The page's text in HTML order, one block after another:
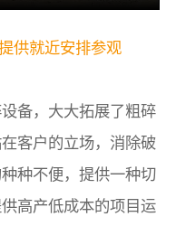
供就近安排参观
备，大大拓展了粗碎
客户的立场，消除破
种不便，提供一种切
高产低成本的项目运